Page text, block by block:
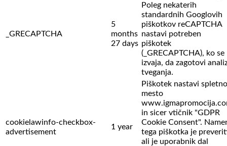
_GRECAPTCHA
5
months
27 days
Poleg nekaterih
standardnih Googlovih
piškotkov reCAPTCHA
nastavi potreben
piškotek
(_GRECAPTCHA), ko se
izvaja, da zagotovi
tveganja.
cookielawinfo-checkbox-
advertisement
1 year
Piškotek nastavi spletno
mesto
in sicer vtičnik "GDPR
Cookie Consent".
tega piškotka je
ali je uporabnik dal